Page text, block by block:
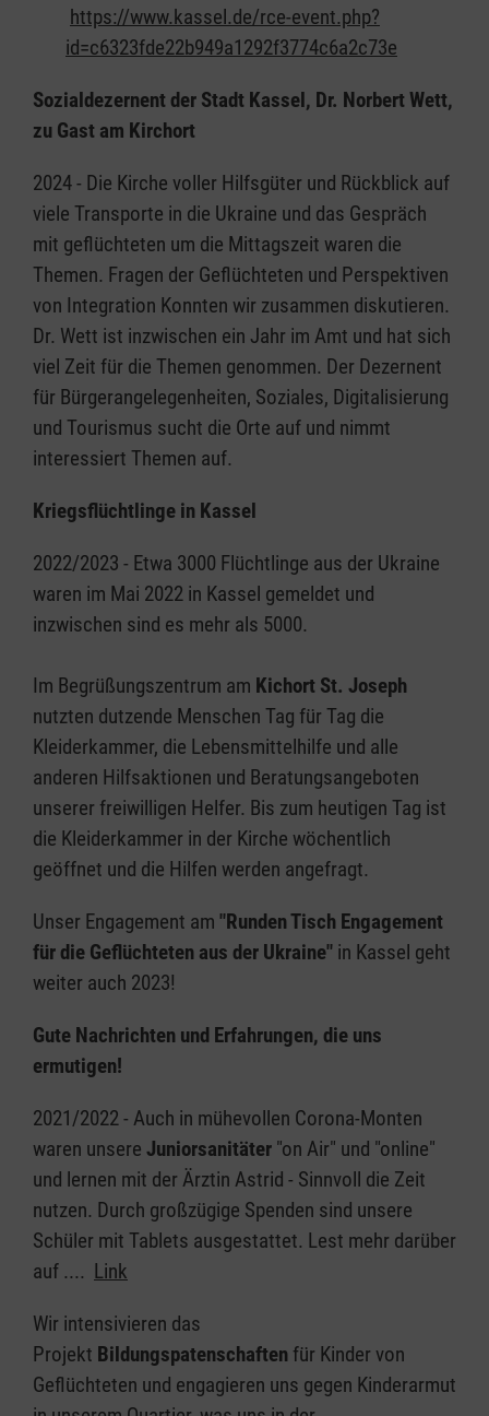
https://www.kassel.de/rce-event.php?
id=c6323fde22b949a1292f3774c6a2c73e
Sozialdezernent der Stadt Kassel, Dr. Norbert Wett,
zu Gast am Kirchort
2024 - Die Kirche voller Hilfsgüter und Rückblick auf
viele Transporte in die Ukraine und das Gespräch
mit geflüchteten um die Mittagszeit waren die
Themen. Fragen der Geflüchteten und Perspektiven
von Integration Konnten wir zusammen diskutieren.
Dr. Wett ist inzwischen ein Jahr im Amt und hat sich
viel Zeit für die Themen genommen. Der Dezernent
für Bürgerangelegenheiten, Soziales, Digitalisierung
und Tourismus sucht die Orte auf und nimmt
interessiert Themen auf.
Kriegsflüchtlinge in Kassel
2022/2023 - Etwa 3000 Flüchtlinge aus der Ukraine
waren im Mai 2022 in Kassel gemeldet und
inzwischen sind es mehr als 5000.
Im Begrüßungszentrum am Kichort St. Joseph
nutzten dutzende Menschen Tag für Tag die
Kleiderkammer, die Lebensmittelhilfe und alle
anderen Hilfsaktionen und Beratungsangeboten
unserer freiwilligen Helfer. Bis zum heutigen Tag ist
die Kleiderkammer in der Kirche wöchentlich
geöffnet und die Hilfen werden angefragt.
Unser Engagement am "Runden Tisch Engagement
für die Geflüchteten aus der Ukraine" in Kassel geht
weiter auch 2023!
Gute Nachrichten und Erfahrungen, die uns
ermutigen!
2021/2022 - Auch in mühevollen Corona-Monten
waren unsere Juniorsanitäter "on Air" und "online"
und lernen mit der Ärztin Astrid - Sinnvoll die Zeit
nutzen. Durch großzügige Spenden sind unsere
Schüler mit Tablets ausgestattet. Lest mehr darüber
auf .... Link
Wir intensivieren das
Projekt Bildungspatenschaften für Kinder von
Geflüchteten und engagieren uns gegen Kinderarmut